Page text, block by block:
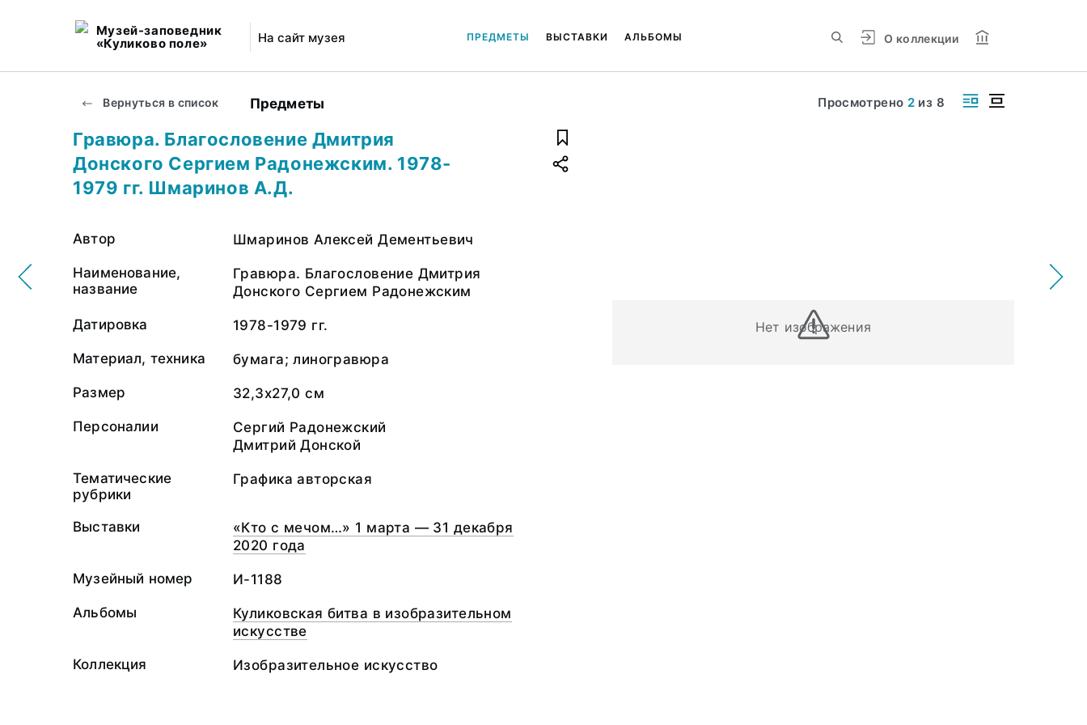
Музей-заповедник
«Куликово поле»
На сайт музея О коллекции
ПРЕДМЕТЫ ВЫСТАВКИ АЛЬБОМЫ
Вернуться в список Предметы Просмотрено 2 из 8
Нет изображения
Гравюра. Благословение Дмитрия
Донского Сергием Радонежским. 1978-
1979 гг. Шмаринов А.Д.
Автор Шмаринов Алексей Дементьевич
Наименование,
название
Гравюра. Благословение Дмитрия
Донского Сергием Радонежским
Датировка 1978-1979 гг.
Материал, техника бумага; линогравюра
Размер 32,3х27,0 см
Персоналии
Сергий Радонежский
Дмитрий Донской
Тематические
рубрики
Графика авторская
Выставки
«Кто с мечом…» 1 марта — 31 декабря
2020 года
Музейный номер И-1188
Альбомы
Куликовская битва в изобразительном
искусстве
Коллекция Изобразительное искусство